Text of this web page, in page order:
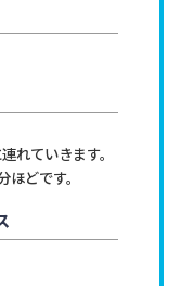
れていきます。
どです。